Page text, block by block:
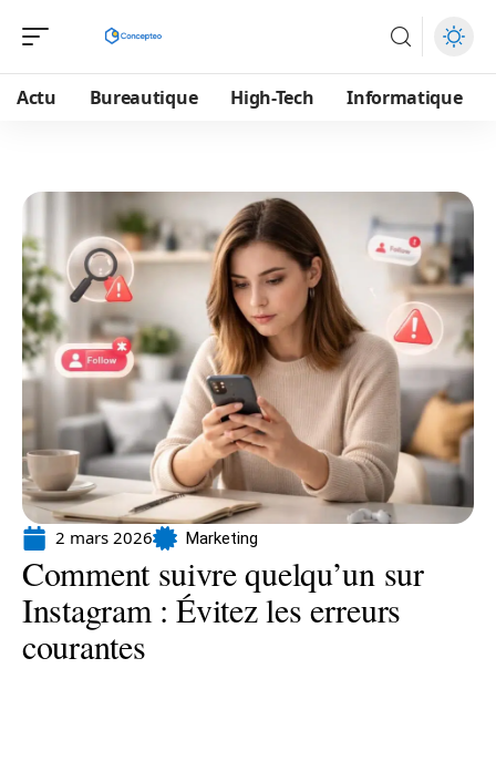
Actu Bureautique High-Tech Informatique
2 mars 2026 Marketing
Comment suivre quelqu’un sur
Instagram : Évitez les erreurs
courantes